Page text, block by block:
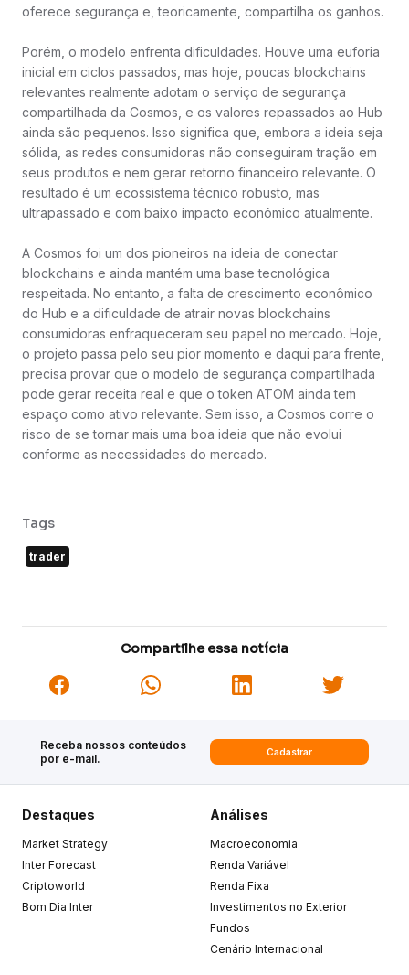
oferece segurança e, teoricamente, compartilha os ganhos.
Porém, o modelo enfrenta dificuldades. Houve uma euforia
inicial em ciclos passados, mas hoje, poucas blockchains
relevantes realmente adotam o serviço de segurança
compartilhada da Cosmos, e os valores repassados ao Hub
ainda são pequenos. Isso significa que, embora a ideia seja
sólida, as redes consumidoras não conseguiram tração em
seus produtos e nem gerar retorno financeiro relevante. O
resultado é um ecossistema técnico robusto, mas
ultrapassado e com baixo impacto econômico atualmente.
A Cosmos foi um dos pioneiros na ideia de conectar
blockchains e ainda mantém uma base tecnológica
respeitada. No entanto, a falta de crescimento econômico
do Hub e a dificuldade de atrair novas blockchains
consumidoras enfraqueceram seu papel no mercado. Hoje,
o projeto passa pelo seu pior momento e daqui para frente,
precisa provar que o modelo de segurança compartilhada
pode gerar receita real e que o token ATOM ainda tem
espaço como ativo relevante. Sem isso, a Cosmos corre o
risco de se tornar mais uma boa ideia que não evolui
conforme as necessidades do mercado.
Tags
trader
Compartilhe essa notícia
Receba nossos conteúdos
por e-mail.
Cadastrar
Destaques
Market Strategy
Inter Forecast
Criptoworld
Bom Dia Inter
Análises
Macroeconomia
Renda Variável
Renda Fixa
Investimentos no Exterior
Fundos
Cenário Internacional